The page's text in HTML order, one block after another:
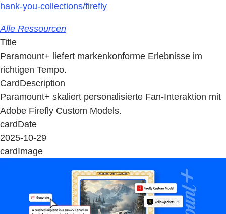
hank-you-collections/firefly
Alle Ressourcen
Title
Paramount+ liefert markenkonforme Erlebnisse im
richtigen Tempo.
CardDescription
Paramount+ skaliert personalisierte Fan-Interaktion mit
Adobe Firefly Custom Models.
cardDate
2025-10-29
cardImage